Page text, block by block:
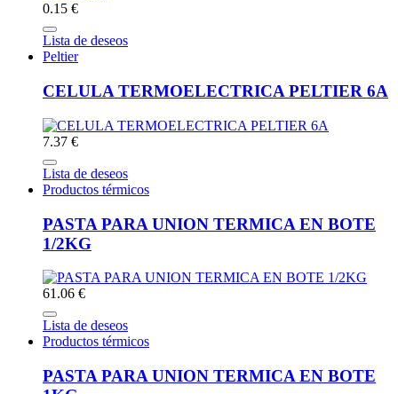
0.15 €
Lista de deseos
Peltier
CELULA TERMOELECTRICA PELTIER 6A
7.37 €
Lista de deseos
Productos térmicos
PASTA PARA UNION TERMICA EN BOTE
1/2KG
61.06 €
Lista de deseos
Productos térmicos
PASTA PARA UNION TERMICA EN BOTE